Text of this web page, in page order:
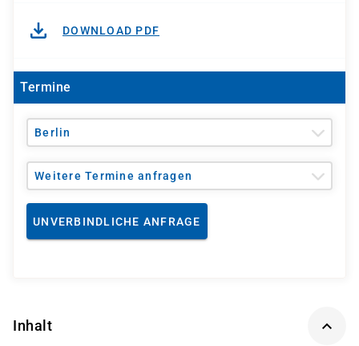
DOWNLOAD PDF
Termine
Berlin
Weitere Termine anfragen
UNVERBINDLICHE ANFRAGE
Inhalt